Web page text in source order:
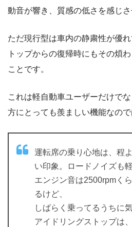
動音が響き、質感の低さを感じさ
ただ現行型は車内の静粛性が優
トップからの復帰時にもその煩
ことです。
これは軽自動車ユーザーだけで
方にとっても羨ましい機能なので
運転席の乗り心地は、程
い印象。ロードノイズも
エンジン音は2500rpmく
るけど、
しばらく乗ってるうちに
アイドリングストップは